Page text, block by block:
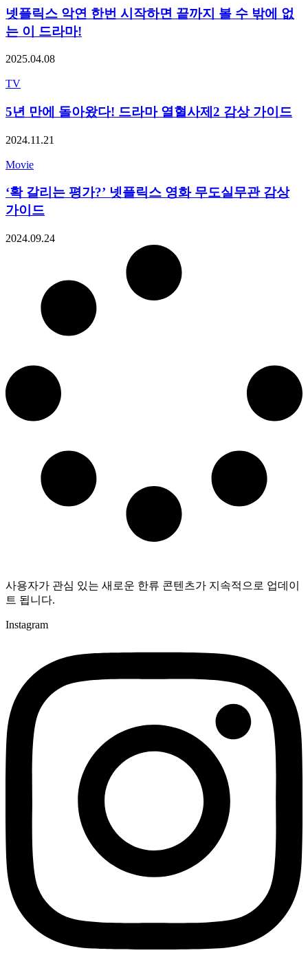
넷플릭스 악연 한번 시작하면 끝까지 볼 수 밖에 없
는 이 드라마!
2025.04.08
TV
5년 만에 돌아왔다! 드라마 열혈사제2 감상 가이드
2024.11.21
Movie
‘확 갈리는 평가?’ 넷플릭스 영화 무도실무관 감상
가이드
2024.09.24
사용자가 관심 있는 새로운 한류 콘텐츠가 지속적으로 업데이
트 됩니다.
Instagram